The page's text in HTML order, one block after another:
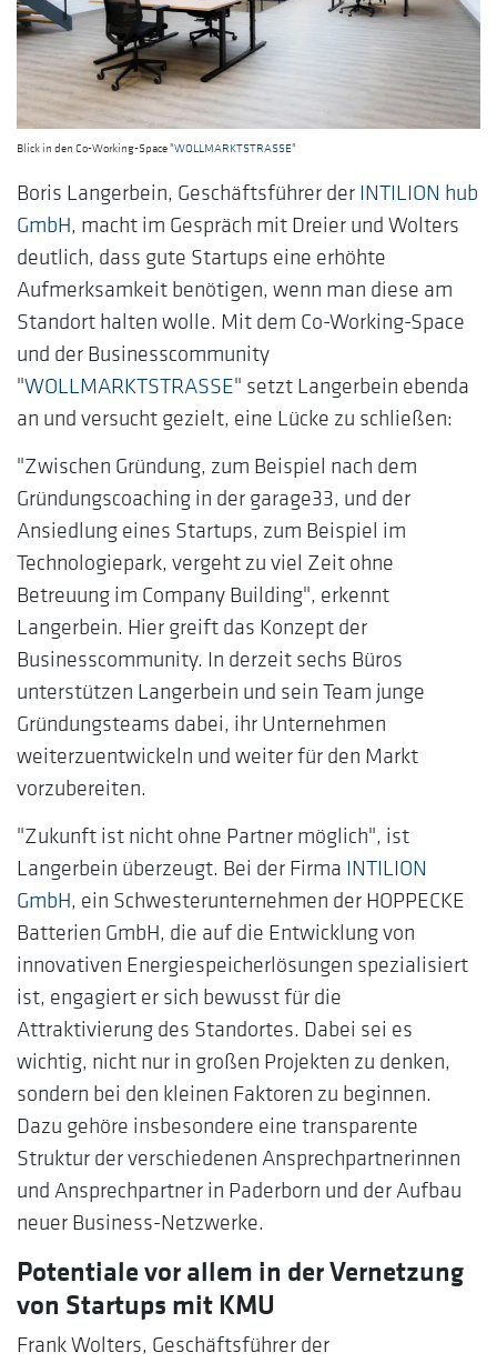
Blick in den Co-Working-Space "WOLLMARKTSTRASSE"
Boris Langerbein, Geschäftsführer der INTILION hub
GmbH, macht im Gespräch mit Dreier und Wolters
deutlich, dass gute Startups eine erhöhte
Aufmerksamkeit benötigen, wenn man diese am
Standort halten wolle. Mit dem Co-Working-Space
und der Businesscommunity
"WOLLMARKTSTRASSE" setzt Langerbein ebenda
an und versucht gezielt, eine Lücke zu schließen:
"Zwischen Gründung, zum Beispiel nach dem
Gründungscoaching in der garage33, und der
Ansiedlung eines Startups, zum Beispiel im
Technologiepark, vergeht zu viel Zeit ohne
Betreuung im Company Building", erkennt
Langerbein. Hier greift das Konzept der
Businesscommunity. In derzeit sechs Büros
unterstützen Langerbein und sein Team junge
Gründungsteams dabei, ihr Unternehmen
weiterzuentwickeln und weiter für den Markt
vorzubereiten.
"Zukunft ist nicht ohne Partner möglich", ist
Langerbein überzeugt. Bei der Firma INTILION
GmbH, ein Schwesterunternehmen der HOPPECKE
Batterien GmbH, die auf die Entwicklung von
innovativen Energiespeicherlösungen spezialisiert
ist, engagiert er sich bewusst für die
Attraktivierung des Standortes. Dabei sei es
wichtig, nicht nur in großen Projekten zu denken,
sondern bei den kleinen Faktoren zu beginnen.
Dazu gehöre insbesondere eine transparente
Struktur der verschiedenen Ansprechpartnerinnen
und Ansprechpartner in Paderborn und der Aufbau
neuer Business-Netzwerke.
Potentiale vor allem in der Vernetzung
von Startups mit KMU
Frank Wolters, Geschäftsführer der